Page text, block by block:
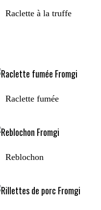
Raclette à la truffe
Raclette fumée
Reblochon